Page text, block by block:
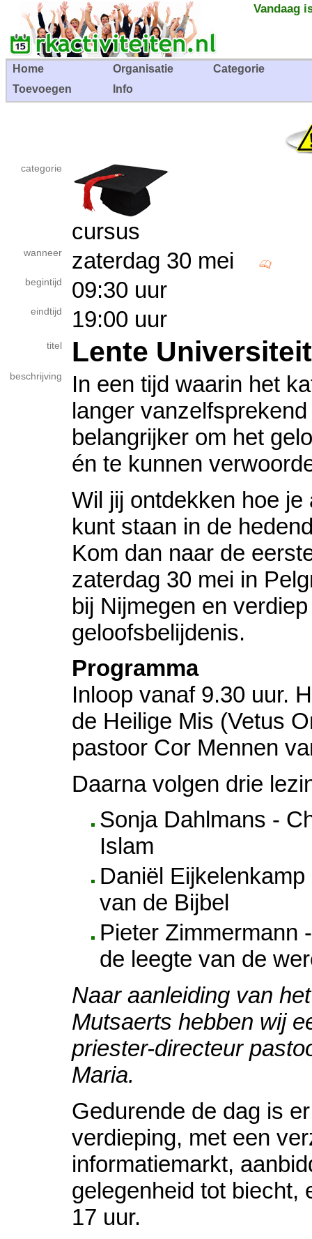
Vandaag
Home Organisatie
Categorie
Toevoegen
Info
categorie
cursus
wanneer zaterdag 30 mei
begintijd 09:30 uur
eindtijd 19:00 uur
titel Lente
beschrijving
In een tijd waarin het
langer
belangrijker om het
én te kunnen
Wil jij ontdekken hoe
kunt staan in de
Kom dan naar de
zaterdag 30 mei in
bij Nijmegen en
geloofsbelijdenis.
Programma
Inloop vanaf 9.30 uur.
de Heilige Mis (Vetus
pastoor Cor Mennen
Daarna volgen drie
Sonja Dahlmans -
Islam
Daniël
van de Bijbel
Pieter Zimmermann
de leegte van de
Naar aanleiding van
Mutsaerts hebben wij
priester-directeur
Maria.
Gedurende de dag is
verdieping, met een
informatiemarkt,
gelegenheid tot biecht,
17 uur.